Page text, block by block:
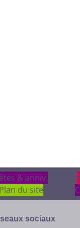
& anniv.
& anniv.
Plan du site
sociaux